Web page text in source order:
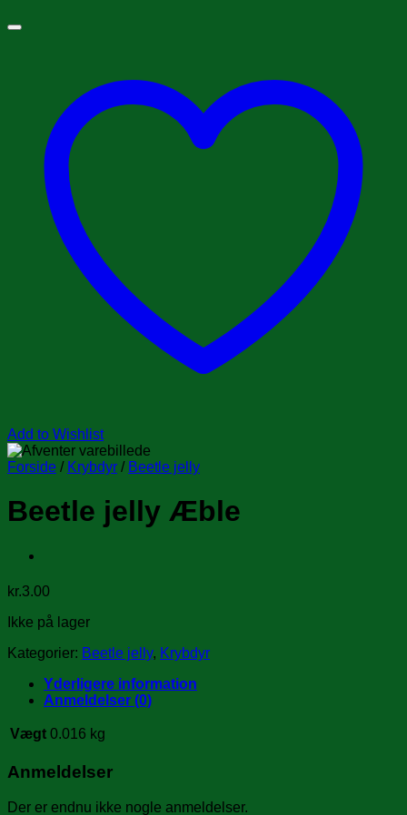
Add to Wishlist
Forside / Krybdyr / Beetle jelly
Beetle jelly Æble
kr.3.00
Ikke på lager
Kategorier: Beetle jelly, Krybdyr
Yderligere information
Anmeldelser (0)
Vægt 0.016 kg
Anmeldelser
Der er endnu ikke nogle anmeldelser.